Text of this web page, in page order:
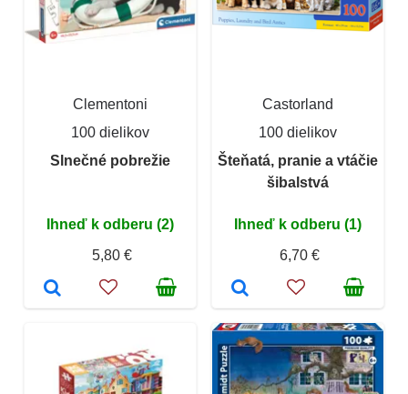
Clementoni
100 dielikov
Slnečné pobrežie
Ihneď k odberu (2)
5,80 €
Castorland
100 dielikov
Šteňatá, pranie a vtáčie
šibalstvá
Ihneď k odberu (1)
6,70 €